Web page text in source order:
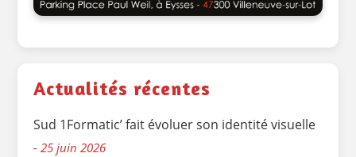
Actualités récentes
Sud 1Formatic’ fait évoluer son identité visuelle
25 juin 2026